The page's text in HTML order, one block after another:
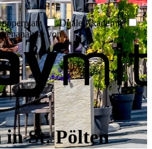
Duale Akademie
von
in St. Pölten